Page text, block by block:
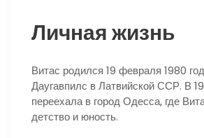
Личная жизнь
Витас родился 19 февраля 1980
Даугавпилс в Латвийской ССР. В
переехала в город Одесса, где
детство и юность.